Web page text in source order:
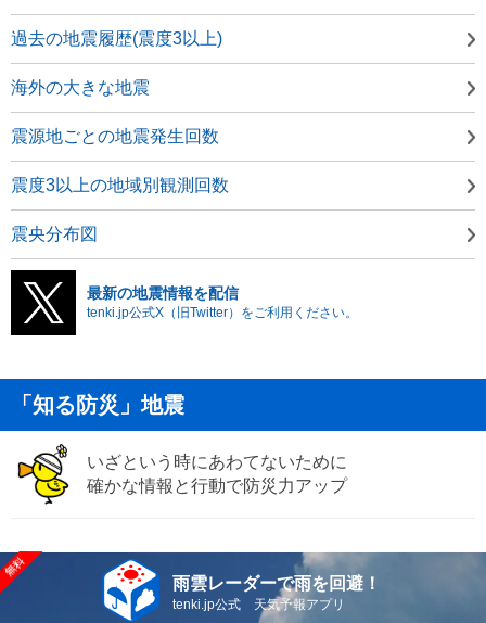
過去の地震履歴(震度3以上)
海外の大きな地震
震源地ごとの地震発生回数
震度3以上の地域別観測回数
震央分布図
最新の地震情報を配信
tenki.jp公式X（旧Twitter）をご利用ください。
「知る防災」地震
いざという時にあわてないために
確かな情報と行動で防災力アップ
雨雲レーダーで雨を回避！
tenki.jp公式 天気予報アプリ